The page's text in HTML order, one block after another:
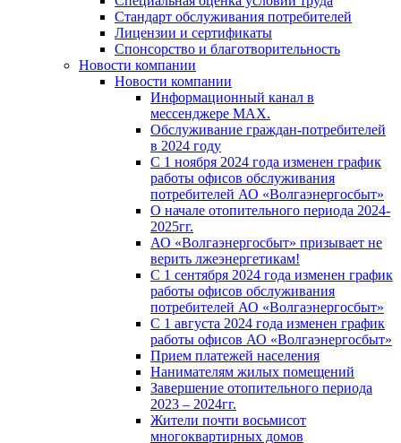
Стандарт обслуживания потребителей
Лицензии и сертификаты
Спонсорство и благотворительность
Новости компании
Новости компании
Информационный канал в
мессенджере MAX.
Обслуживание граждан-потребителей
в 2024 году
С 1 ноября 2024 года изменен график
работы офисов обслуживания
потребителей АО «Волгаэнергосбыт»
О начале отопительного периода 2024-
2025гг.
АО «Волгаэнергосбыт» призывает не
верить лжеэнергетикам!
С 1 сентября 2024 года изменен график
работы офисов обслуживания
потребителей АО «Волгаэнергосбыт»
С 1 августа 2024 года изменен график
работы офисов АО «Волгаэнергосбыт»
Прием платежей населения
Нанимателям жилых помещений
Завершение отопительного периода
2023 – 2024гг.
Жители почти восьмисот
многоквартирных домов